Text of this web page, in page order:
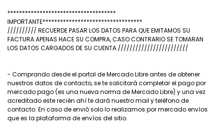
*************************************
IMPORTANTE**********************************
////////// RECUERDE PASAR LOS DATOS PARA QUE EMITAMOS SU
FACTURA APENAS HACE SU COMPRA, CASO CONTRARIO SE TOMARAN
LOS DATOS CARGADOS DE SU CUENTA ////////////////////////
- Comprando desde el portal de Mercado Libre antes de obtener
nuestros datos de contacto, se te solicitará completar el pago por
mercado pago (es una nueva norma de Mercado Libre) y una vez
acreditado este recién ahí te dará nuestro mail y teléfono de
contacto. En caso de envió solo lo realizamos por mercado envíos
que es la plataforma de envíos del sitio.